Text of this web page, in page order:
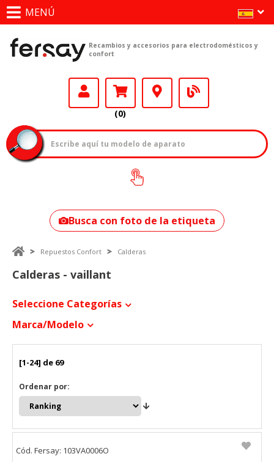
MENÚ
Recambios y accesorios para electrodomésticos y
confort
(0)
¿Cómo encontrar
tu modelo?
Busca con foto de la etiqueta
Repuestos Confort Calderas
Calderas - vaillant
Seleccione Categorías
Marca/modelo
[1-24] de 69
Ordenar por:
Cód. Fersay: 103VA0006O